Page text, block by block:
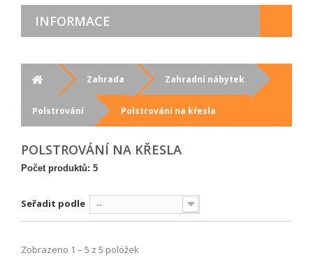
INFORMACE
Zahrada Zahradní nábytek
Polstrování Polstrování na křesla
POLSTROVÁNÍ NA KŘESLA
Počet produktů: 5
Seřadit podle --
Zobrazeno 1 – 5 z 5 položek